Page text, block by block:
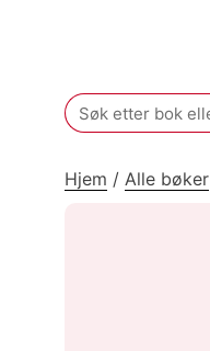
Search
for:
Hjem / Alle bøker